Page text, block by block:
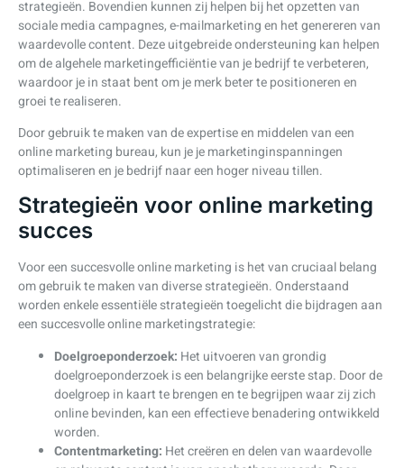
strategieën. Bovendien kunnen zij helpen bij het opzetten van
sociale media campagnes, e-mailmarketing en het genereren van
waardevolle content. Deze uitgebreide ondersteuning kan helpen
om de algehele marketingefficiëntie van je bedrijf te verbeteren,
waardoor je in staat bent om je merk beter te positioneren en
groei te realiseren.
Door gebruik te maken van de expertise en middelen van een
online marketing bureau, kun je je marketinginspanningen
optimaliseren en je bedrijf naar een hoger niveau tillen.
Strategieën voor online marketing
succes
Voor een succesvolle online marketing is het van cruciaal belang
om gebruik te maken van diverse strategieën. Onderstaand
worden enkele essentiële strategieën toegelicht die bijdragen aan
een succesvolle online marketingstrategie:
Doelgroeponderzoek: Het uitvoeren van grondig
doelgroeponderzoek is een belangrijke eerste stap. Door de
doelgroep in kaart te brengen en te begrijpen waar zij zich
online bevinden, kan een effectieve benadering ontwikkeld
worden.
Contentmarketing: Het creëren en delen van waardevolle